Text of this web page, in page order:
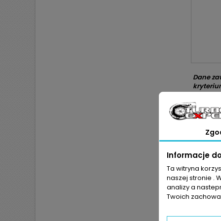
Dane
Przy
wspiera
W
Informacje
Ta witryna
naszej stronie .
analizy a
Twoich